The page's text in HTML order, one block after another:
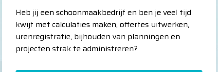
Heb jij een schoonmaakbedrijf en ben je veel tijd
kwijt met calculaties maken, offertes uitwerken,
urenregistratie, bijhouden van planningen en
projecten strak te administreren?
Heb jij een schoonmaakbedrijf en ben je veel tijd
kwijt met calculaties maken, offertes uitwerken,
urenregistratie, bijhouden van planningen en
projecten strak te administreren?